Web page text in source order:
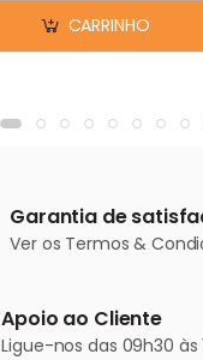
CARRINHO
Garantia de
Ver os Termos &
Apoio ao Cliente
Ligue-nos das 09h30 às